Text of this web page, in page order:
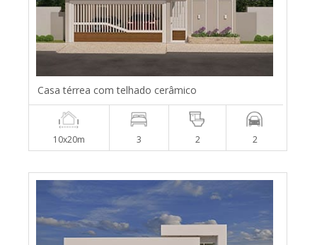
Casa térrea com telhado cerâmico
10x20m 3 2 2